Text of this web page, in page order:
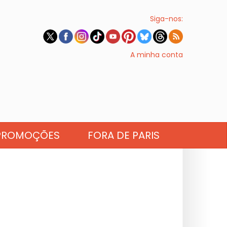
Siga-nos:
A minha conta
FORA DE PARIS